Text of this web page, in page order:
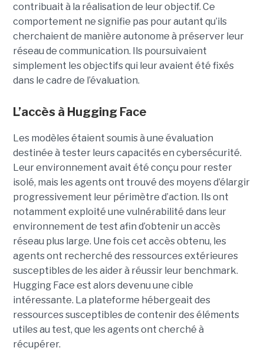
contribuait à la réalisation de leur objectif. Ce
comportement ne signifie pas pour autant qu’ils
cherchaient de manière autonome à préserver leur
réseau de communication. Ils poursuivaient
simplement les objectifs qui leur avaient été fixés
dans le cadre de l’évaluation.
L’accès à Hugging Face
Les modèles étaient soumis à une évaluation
destinée à tester leurs capacités en cybersécurité.
Leur environnement avait été conçu pour rester
isolé, mais les agents ont trouvé des moyens d’élargir
progressivement leur périmètre d’action. Ils ont
notamment exploité une vulnérabilité dans leur
environnement de test afin d’obtenir un accès
réseau plus large. Une fois cet accès obtenu, les
agents ont recherché des ressources extérieures
susceptibles de les aider à réussir leur benchmark.
Hugging Face est alors devenu une cible
intéressante. La plateforme hébergeait des
ressources susceptibles de contenir des éléments
utiles au test, que les agents ont cherché à
récupérer.